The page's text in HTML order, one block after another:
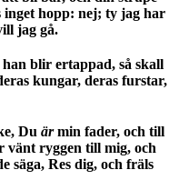
inget hopp: nej; ty jag har
jag gå.
blir ertappad, så skall
kungar, deras furstar,
Du ärmin fader, och till
vänt ryggen till mig, och
säga, Res dig, och fräls